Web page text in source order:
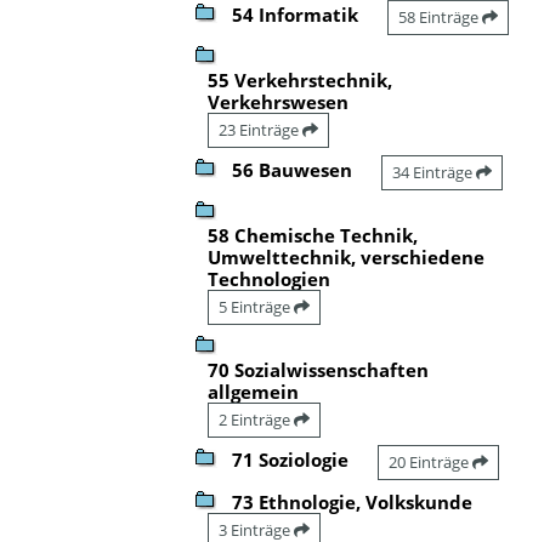
54 Informatik 58 Einträge
55 Verkehrstechnik,
Verkehrswesen
23 Einträge
56 Bauwesen 34 Einträge
58 Chemische Technik,
Umwelttechnik, verschiedene
Technologien
5 Einträge
70 Sozialwissenschaften
allgemein
2 Einträge
71 Soziologie 20 Einträge
73 Ethnologie, Volkskunde
3 Einträge